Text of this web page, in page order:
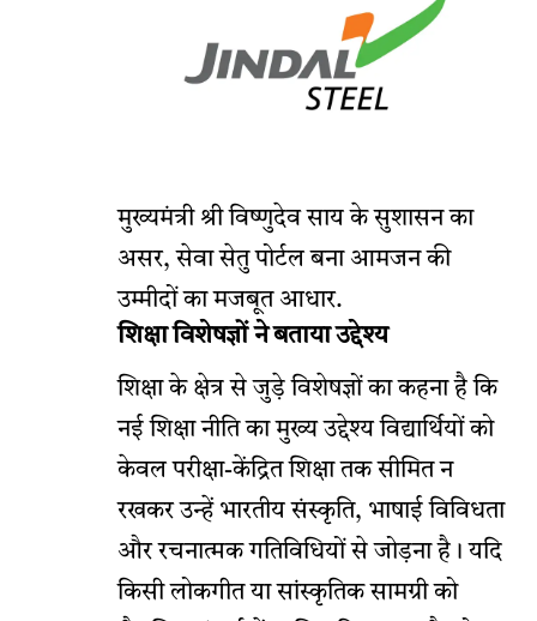
मुख्यमंत्री श्री विष्णुदेव साय के सुशासन का
असर, सेवा सेतु पोर्टल बना आमजन की
उम्मीदों का मजबूत आधार.
शिक्षा विशेषज्ञों ने बताया उद्देश्य
शिक्षा के क्षेत्र से जुड़े विशेषज्ञों का कहना है कि
नई शिक्षा नीति का मुख्य उद्देश्य विद्यार्थियों को
केवल परीक्षा-केंद्रित शिक्षा तक सीमित न
रखकर उन्हें भारतीय संस्कृति, भाषाई विविधता
और रचनात्मक गतिविधियों से जोड़ना है। यदि
किसी लोकगीत या सांस्कृतिक सामग्री को